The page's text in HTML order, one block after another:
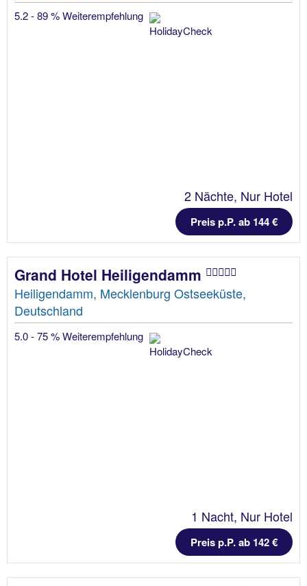
5.2 - 89 % Weiterempfehlung
2 Nächte, Nur Hotel
Preis p.P. ab 144 €
Grand Hotel Heiligendamm
Heiligendamm, Mecklenburg Ostseeküste,
Deutschland
5.0 - 75 % Weiterempfehlung
1 Nacht, Nur Hotel
Preis p.P. ab 142 €